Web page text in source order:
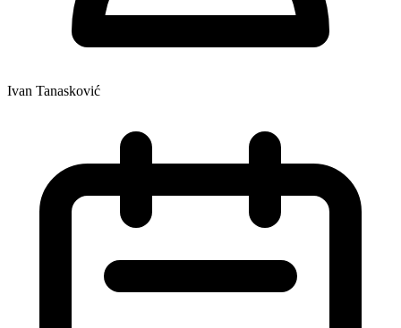
Ivan Tanasković